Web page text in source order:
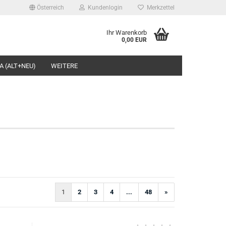
Österreich Kundenlogin Merkzettel
Ihr Warenkorb
0,00 EUR
(ALT+NEU) WEITERE
1 2 3 4 ... 48 »